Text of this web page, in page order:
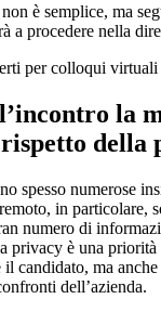
è semplice, ma
a procedere nella
la
della
spesso numerose
in particolare,
numero di
privacy è una
il candidato, ma anche
dell’azienda.